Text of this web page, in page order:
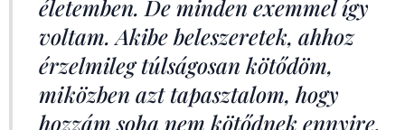
életemben. De minden exemmel így
voltam. Akibe beleszeretek, ahhoz
érzelmileg túlságosan kötődöm,
miközben azt tapasztalom, hogy
hozzám soha nem kötődnek ennyire.